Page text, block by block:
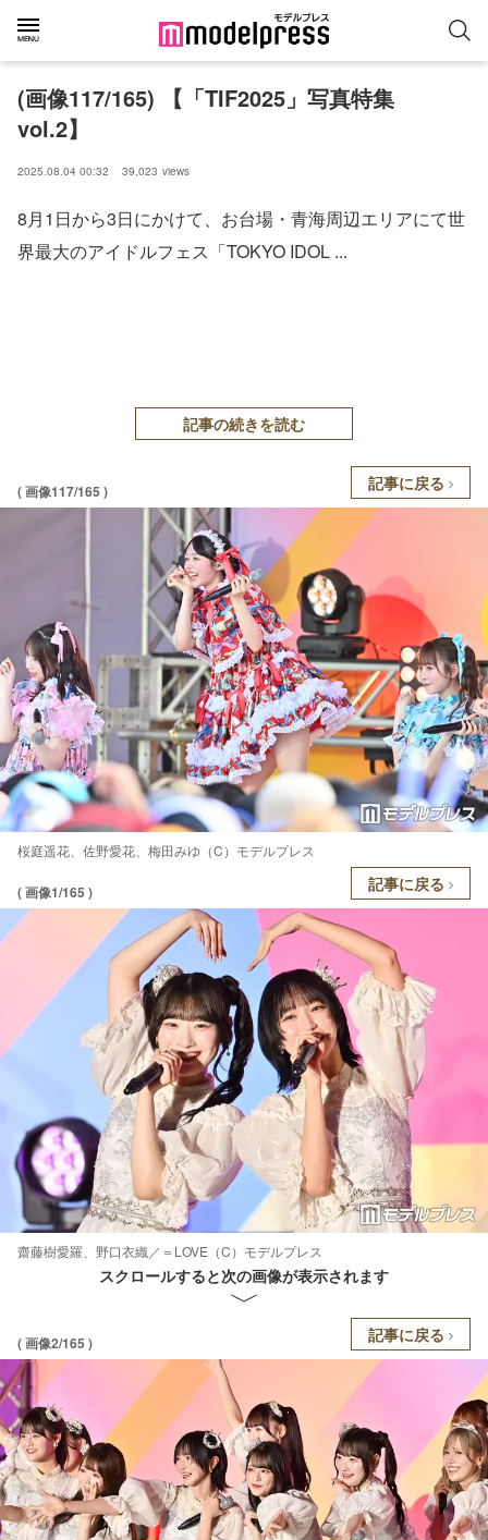
(画像117/165) 【「TIF2025」写真特集
vol.2】
2025.08.04 00:32 39,023 views
8月1日から3日にかけて、お台場・青海周辺エリアにて世
界最大のアイドルフェス「TOKYO IDOL ...
記事の続きを読む
( 画像117/165 ) 記事に戻る
桜庭遥花、佐野愛花、梅田みゆ（C）モデルプレス
( 画像1/165 ) 記事に戻る
齋藤樹愛羅、野口衣織／＝LOVE（C）モデルプレス
スクロールすると次の画像が表示されます
( 画像2/165 ) 記事に戻る